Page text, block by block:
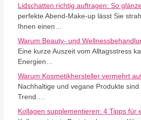
Lidschatten richtig auftragen: So
perfekte Abend-Make-up lässt Sie
Ihnen einen…
Warum Beauty- und
Eine kurze Auszeit vom Alltagsstress
Energien…
Warum Kosmetikhersteller vermehrt
Nachhaltige und vegane Produkte
Trend.…
Kollagen supplementieren: 4 Tipps für